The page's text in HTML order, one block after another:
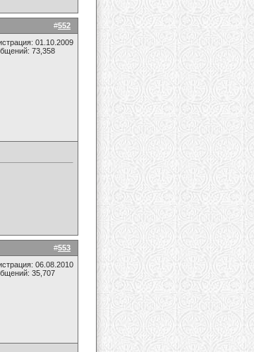
#552
01.10.2009
73,358
#553
06.08.2010
35,707